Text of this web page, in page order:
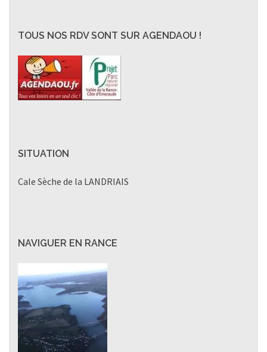
TOUS NOS RDV SONT SUR AGENDAOU !
SITUATION
Cale Sèche de la LANDRIAIS
NAVIGUER EN RANCE